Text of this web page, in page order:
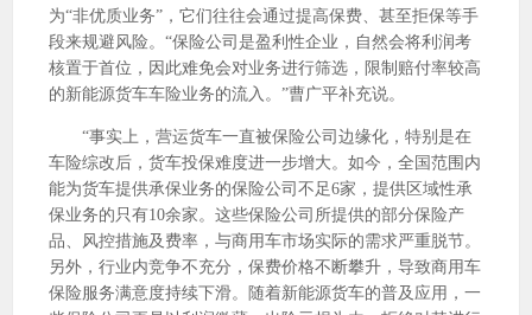
为“非优质业务”，它们往往会通过提高保费、甚至拒保等手
段来规避风险。“保险公司是盈利性企业，自然会将利润考
核置于首位，因此难免会对业务进行筛选，限制赔付率较高
的新能源货车车险业务的流入。”曹广平补充说。
“事实上，营运货车一直被保险公司边缘化，特别是在
车险综改后，货车投保难度进一步增大。如今，全国范围内
能为货车提供承保业务的保险公司不足6家，提供区域性承
保业务的只有10余家。这些保险公司所提供的部分保险产
品、风控措施及费率，与商用车市场实际的需求严重脱节。
另外，行业内竞争不充分，保费价格不断攀升，导致商用车
保险服务满意度持续下滑。随着新能源货车的普及应用，一